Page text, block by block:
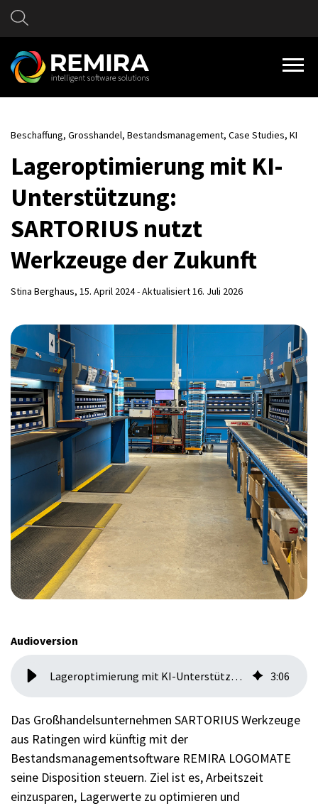
Beschaffung, Grosshandel, Bestandsmanagement, Case Studies, KI
Lageroptimierung mit KI-
Unterstützung:
SARTORIUS nutzt
Werkzeuge der Zukunft
Stina Berghaus, 15. April 2024 - Aktualisiert 16. Juli 2026
Audioversion
Lageroptimierung mit KI-Unterstützung: SARTORIUS nutzt Werkzeuge der Zukunft 3:06
Das Großhandelsunternehmen SARTORIUS Werkzeuge
aus Ratingen wird künftig mit der
Bestandsmanagementsoftware REMIRA LOGOMATE
seine Disposition steuern. Ziel ist es, Arbeitszeit
einzusparen, Lagerwerte zu optimieren und